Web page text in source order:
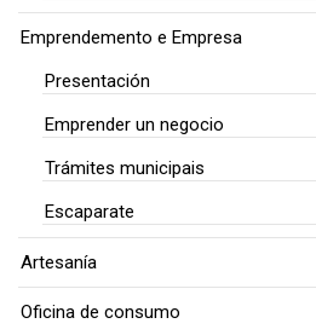
Emprendemento e Empresa
Presentación
Emprender un negocio
Trámites municipais
Escaparate
Artesanía
Oficina de consumo